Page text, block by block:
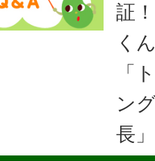
証
く
「
ン
長」